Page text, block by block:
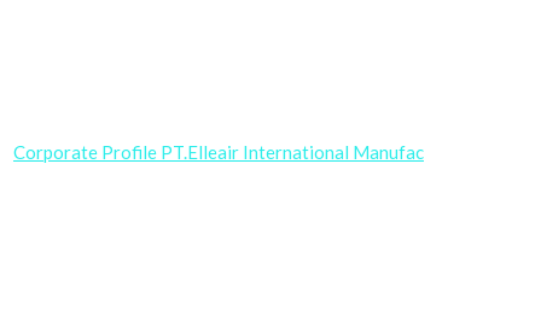
Corporate Profile PT.Elleair International Manufac